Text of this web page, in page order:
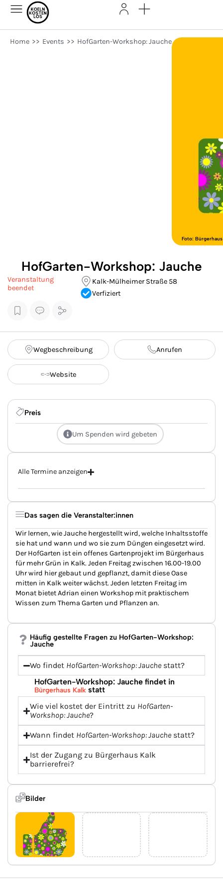
Home >> Events >> HofGarten-Workshop: Jauche
Foto:
HofGarten-Workshop: Jauche
Veranstaltung
beendet
Kalk-Mülheimer Straße 58
Verfiziert
Wegbeschreibung Anrufen
Website
Preis
Um Spenden wird gebeten
Alle Termine anzeigen
Das sagen die Veranstalter:innen
Wir lernen, wie Jauche hergestellt wird, welche Inhaltsstoffe
sie hat und wann und wo sie zum Düngen eingesetzt wird.
Der HofGarten ist ein offenes Gartenprojekt im Bürgerhaus
für mehr Grün in Kalk. Jeden Freitag zwischen 16.00-19.00
Uhr wird hier gebaut und gepflanzt, damit diese Oase
mitten in Kalk weiter wächst. Jeden letzten Freitag im
Monat bietet Adrian einen Workshop mit praktischem
Wissen zum Thema Garten und Pflanzen an.
Häufig gestellte Fragen zu HofGarten-Workshop:
Jauche
Wo findet HofGarten-Workshop: Jauche statt?
HofGarten-Workshop: Jauche findet in
Bürgerhaus Kalk statt
Wie viel kostet der Eintritt zu HofGarten-
Workshop: Jauche?
Wann findet HofGarten-Workshop: Jauche statt?
Ist der Zugang zu Bürgerhaus Kalk
barrierefrei?
Bilder